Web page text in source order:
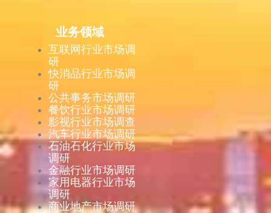
业务领域
互联网行业市场调
研
快消品行业市场调
研
公共事务市场调研
餐饮行业市场调研
影视行业市场调查
汽车行业市场调研
石油石化行业市场
调研
金融行业市场调研
家用电器行业市场
调研
商业地产市场调研